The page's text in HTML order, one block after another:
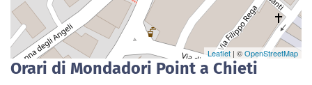
Leaflet | ©OpenStreetMap
Orari di Mondadori Point a Chieti